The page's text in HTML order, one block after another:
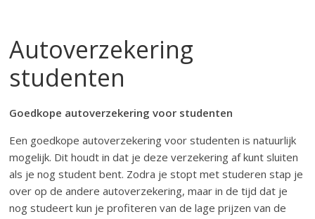
Autoverzekering
studenten
Goedkope autoverzekering voor studenten
Een goedkope autoverzekering voor studenten is natuurlijk
mogelijk. Dit houdt in dat je deze verzekering af kunt sluiten
als je nog student bent. Zodra je stopt met studeren stap je
over op de andere autoverzekering, maar in de tijd dat je
nog studeert kun je profiteren van de lage prijzen van de